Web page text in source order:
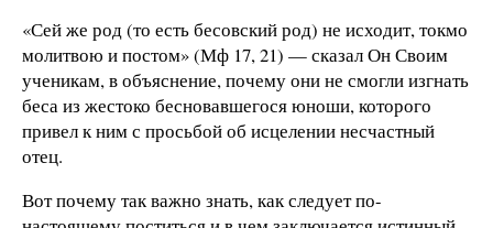
«Сей же род (то есть бесовский род) не исходит, токмо
молитвою и постом» (Мф 17, 21) — сказал Он Своим
ученикам, в объяснение, почему они не смогли изгнать
беса из жестоко бесновавшегося юноши, которого
привел к ним с просьбой об исцелении несчастный
отец.
Вот почему так важно знать, как следует по-